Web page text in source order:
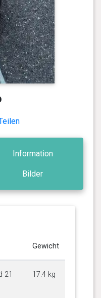
Information
Bilder
Gewicht
21
17.4 kg